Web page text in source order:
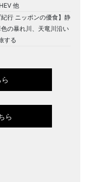
他
紀行 ニッポンの優食】静
の暴れ川、天竜川沿い
する
ら